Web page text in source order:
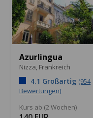
Azurlingua
Nizza, Frankreich
4.1 Großartig (954
Bewertungen)
Kurs ab (2 Wochen)